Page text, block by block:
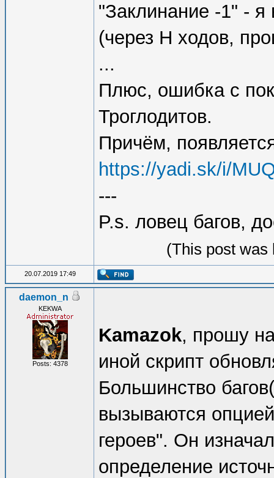
"Заклинание -1" - я
(через Н ходов,
...
Плюс, ошибка с
Троглодитов.
Причём,
https://yadi.sk/i/
---
P.s. ловец багов,
(This post
20.07.2019 17:49
daemon_n
KEKWA
Posts: 4378
Kamazok, прошу
иной скрипт
Большинство
вызываются
героев". Он
определение